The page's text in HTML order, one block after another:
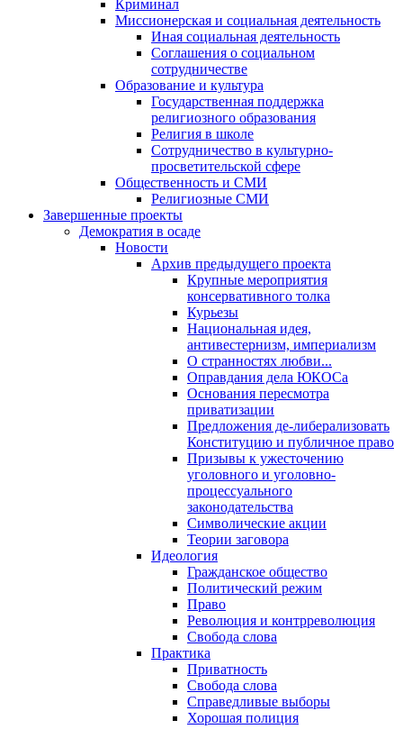
Криминал
Миссионерская и социальная деятельность
Иная социальная деятельность
Соглашения о социальном
сотрудничестве
Образование и культура
Государственная поддержка
религиозного образования
Религия в школе
Сотрудничество в культурно-
просветительской сфере
Общественность и СМИ
Религиозные СМИ
Завершенные проекты
Демократия в осаде
Новости
Архив предыдущего проекта
Крупные мероприятия
консервативного толка
Курьезы
Национальная идея,
антивестернизм, империализм
О странностях любви...
Оправдания дела ЮКОСа
Основания пересмотра
приватизации
Предложения де-либерализовать
Конституцию и публичное право
Призывы к ужесточению
уголовного и уголовно-
процессуального
законодательства
Символические акции
Теории заговора
Идеология
Гражданское общество
Политический режим
Право
Революция и контрреволюция
Свобода слова
Практика
Приватность
Свобода слова
Справедливые выборы
Хорошая полиция